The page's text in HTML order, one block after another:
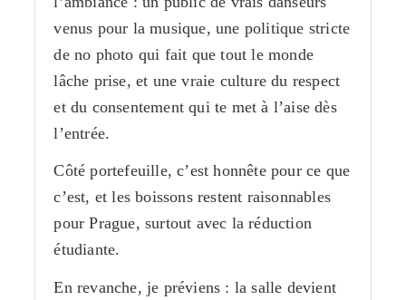
venus pour la musique, une politique stricte
de no photo qui fait que tout le monde
lâche prise, et une vraie culture du respect
et du consentement qui te met à l’aise dès
l’entrée.
Côté portefeuille, c’est honnête pour ce que
c’est, et les boissons restent raisonnables
pour Prague, surtout avec la réduction
étudiante.
En revanche, je préviens : la salle devient